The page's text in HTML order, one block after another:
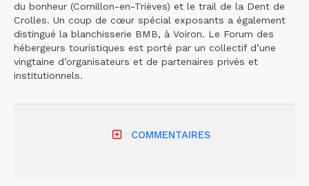
du bonheur (Cornillon-en-Trièves) et le trail de la Dent de
Crolles. Un coup de cœur spécial exposants a également
distingué la blanchisserie BMB, à Voiron. Le Forum des
hébergeurs touristiques est porté par un collectif d’une
vingtaine d’organisateurs et de partenaires privés et
institutionnels.
COMMENTAIRES